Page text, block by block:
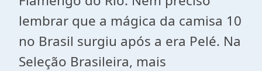
lembrar que a mágica da camisa 10
no Brasil surgiu após a era Pelé. Na
Seleção Brasileira, mais